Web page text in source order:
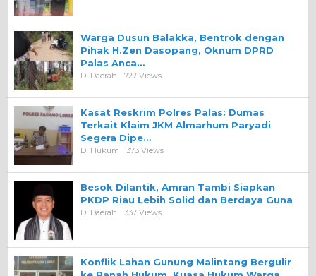
Warga Dusun Balakka, Bentrok dengan
Pihak H.Zen Dasopang, Oknum DPRD
Palas Anca…
Di Daerah 727 Views
Kasat Reskrim Polres Palas: Dumas
Terkait Klaim JKM Almarhum Paryadi
Segera Dipe…
Di Hukum 373 Views
Besok Dilantik, Amran Tambi Siapkan
PKDP Riau Lebih Solid dan Berdaya Guna
Di Daerah 337 Views
Konflik Lahan Gunung Malintang Bergulir